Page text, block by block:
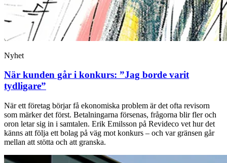
Nyhet
När kunden går i konkurs: ”Jag borde varit
tydligare”
När ett företag börjar få ekonomiska problem är det ofta revisorn
som märker det först. Betalningarna försenas, frågorna blir fler och
oron letar sig in i samtalen. Erik Emilsson på Revideco vet hur det
känns att följa ett bolag på väg mot konkurs – och var gränsen går
mellan att stötta och att granska.